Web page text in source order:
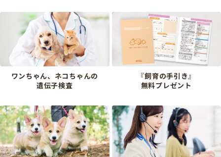
ワンちゃん、ネコちゃんの
遺伝子検査
『飼育の手引き』
無料プレゼント